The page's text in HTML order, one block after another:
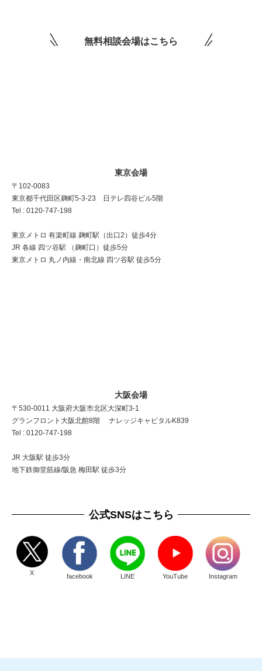
無料相談会場はこちら
東京会場
〒102-0083
東京都千代田区麹町5-3-23 日テレ四谷ビル5階
Tel : 0120-747-198
東京メトロ 有楽町線 麹町駅（出口2）徒歩4分
JR 各線 四ツ谷駅 （麹町口）徒歩5分
東京メトロ 丸ノ内線・南北線 四ツ谷駅 徒歩5分
大阪会場
〒530-0011 大阪府大阪市北区大深町3-1
グランフロント大阪北館8階 ナレッジキャピタルK839
Tel : 0120-747-198
JR 大阪駅 徒歩3分
地下鉄御堂筋線/阪急 梅田駅 徒歩3分
公式SNSはこちら
X facebook LINE YouTube Instagram